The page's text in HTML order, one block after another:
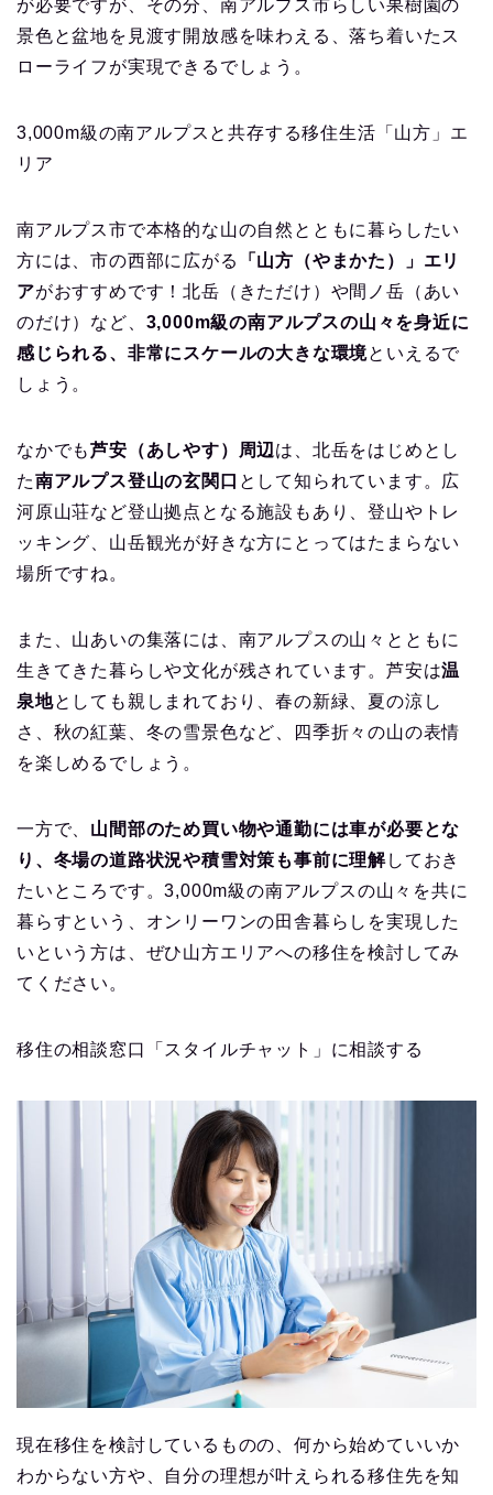
が必要ですが、その分、南アルプス市らしい果樹園の
景色と盆地を見渡す開放感を味わえる、落ち着いたス
ローライフが実現できるでしょう。
3,000m級の南アルプスと共存する移住生活「山方」エ
リア
南アルプス市で本格的な山の自然とともに暮らしたい
方には、市の西部に広がる
「山方（やまかた）」エリ
アがおすすめです！北岳（きただけ）や間ノ岳（あい
のだけ）など、 3,000m級の南アルプスの山々を身近に
感じられる、非常にスケールの大きな環境といえるで
しょう。
なかでも芦安（あしやす）周辺は、北岳をはじめとし
た南アルプス登山の玄関口 として知られています。広
河原山荘など登山拠点となる施設もあり、登山やトレ
ッキング、山岳観光が好きな方にとってはたまらない
場所ですね。
また、山あいの集落には、南アルプスの山々とともに
生きてきた暮らしや文化が残されています。芦安は温
泉地としても親しまれており、春の新緑、夏の涼し
さ、秋の紅葉、冬の雪景色など、四季折々の山の表情
を楽しめるでしょう。
一方で、 山間部のため買い物や通勤には車が必要とな
り、冬場の道路状況や積雪対策も事前に理解しておき
たいところです。3,000m級の南アルプスの山々を共に
暮らすという、オンリーワンの田舎暮らしを実現した
いという方は、ぜひ山方エリアへの移住を検討してみ
てください。
移住の相談窓口「スタイルチャット」に相談する
現在移住を検討しているものの、何から始めていいか
わからない方や、自分の理想が叶えられる移住先を知